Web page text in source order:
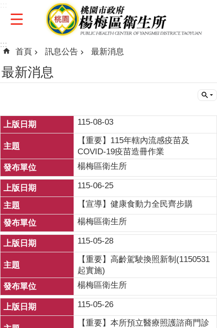
跳到主要內容區塊
:::
首頁 訊息公告 最新消息
最新消息
115-08-03
【重要】115年轄內流感疫苗及
COVID-19疫苗造冊作業
楊梅區衛生所
115-06-25
【宣導】健康食動力全民齊步購
楊梅區衛生所
115-05-28
【重要】高齡駕駛換照新制(1150531
起實施)
楊梅區衛生所
115-05-26
【重要】本所預立醫療照護諮商門診